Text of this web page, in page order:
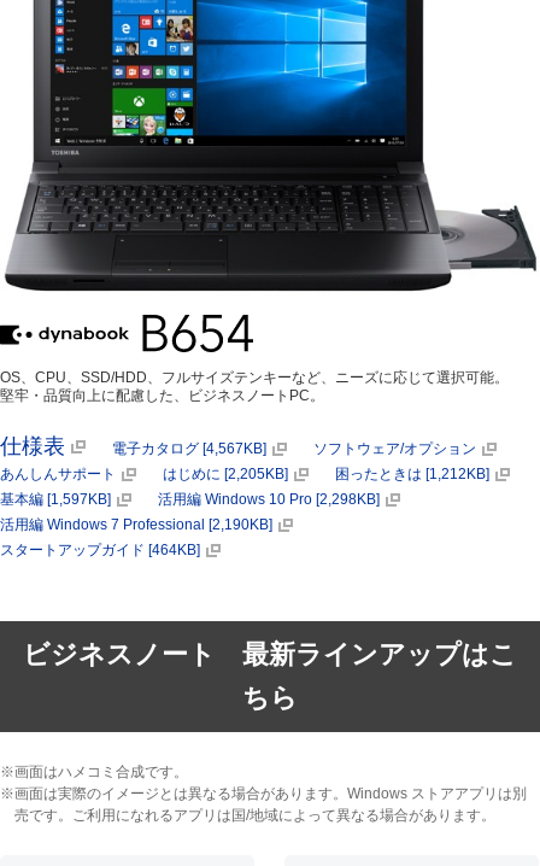
OS、CPU、SSD/HDD、フルサイズテンキーなど、ニーズに応じて選択可能。
堅牢・品質向上に配慮した、ビジネスノートPC。
仕様表 電子カタログ [4,567KB]
ソフトウェア/オプション
あんしんサポート
はじめに [2,205KB]
困ったときは [1,212KB]
基本編 [1,597KB]
活用編 Windows 10 Pro [2,298KB]
活用編 Windows 7 Professional [2,190KB]
スタートアップガイド [464KB]
ビジネスノート 最新ラインアップはこ
ちら
※画面はハメコミ合成です。
※画面は実際のイメージとは異なる場合があります。Windows ストアアプリは別
売です。ご利用になれるアプリは国/地域によって異なる場合があります。